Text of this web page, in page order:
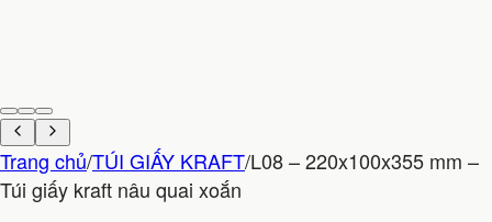
Trang chủ/TÚI GIẤY KRAFT/L08 – 220x100x355 mm –
Túi giấy kraft nâu quai xoắn